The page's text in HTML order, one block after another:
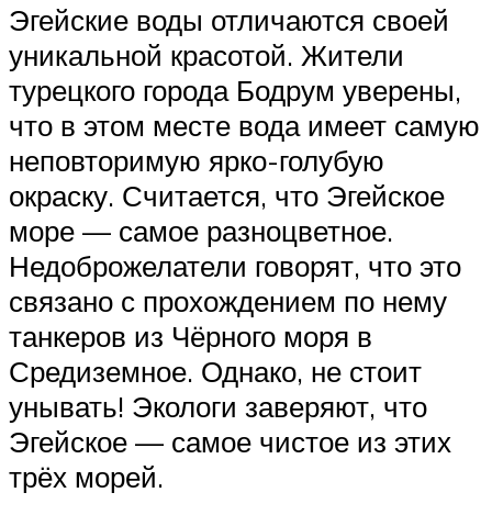
Эгейские воды отличаются своей
уникальной красотой. Жители
турецкого города Бодрум уверены,
что в этом месте вода имеет самую
неповторимую ярко-голубую
окраску. Считается, что Эгейское
море — самое разноцветное.
Недоброжелатели говорят, что это
связано с прохождением по нему
танкеров из Чёрного моря в
Средиземное. Однако, не стоит
унывать! Экологи заверяют, что
Эгейское — самое чистое из этих
трёх морей.